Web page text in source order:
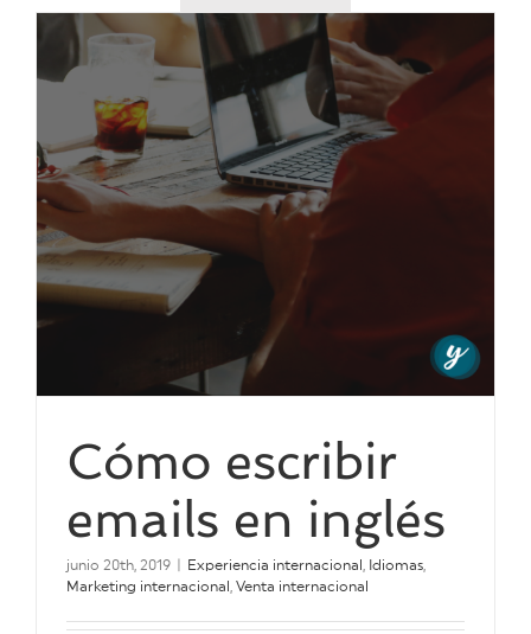
Cómo escribir
emails en inglés
junio 20th, 2019 Experiencia internacional Idiomas
Marketing internacional
Venta internacional